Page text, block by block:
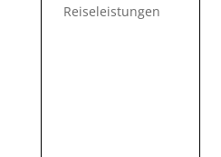
Reiseleistungen